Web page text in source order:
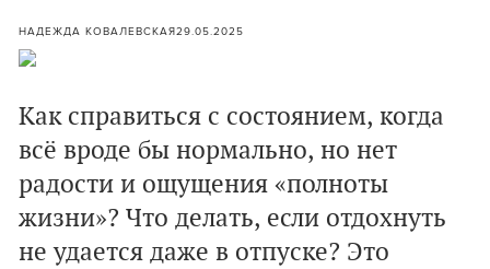
НАДЕЖДА КОВАЛЕВСКАЯ29.05.2025
Как справиться с состоянием, когда
всё вроде бы нормально, но нет
радости и ощущения «полноты
жизни»? Что делать, если отдохнуть
не удается даже в отпуске? Это